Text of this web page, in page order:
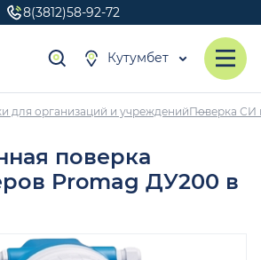
8(3812)58-92-72
Кутумбет
для организаций и учрежденийПоверка СИ
поверка
Promag ДУ200 в